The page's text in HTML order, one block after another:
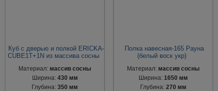
Куб с дверью и полкой ERICKA-
CUBE1T+1N из массива сосны
Материал: массив сосны
Ширина: 430 мм
Глубина:350 мм
Полка навесная-165 Рауна
(белый воск укр)
Материал: массив сосны
Ширина: 1650 мм
Глубина: 270 мм